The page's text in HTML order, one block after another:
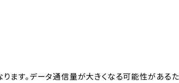
ます。データ通信量が大きくなる可能性があるた